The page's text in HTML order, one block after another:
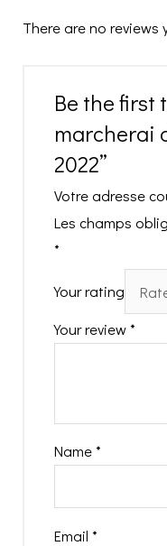
There are no reviews
Be the first
marcherai
2022”
Votre adresse
Les champs
*
Your rating
Your review*
Name*
Email*